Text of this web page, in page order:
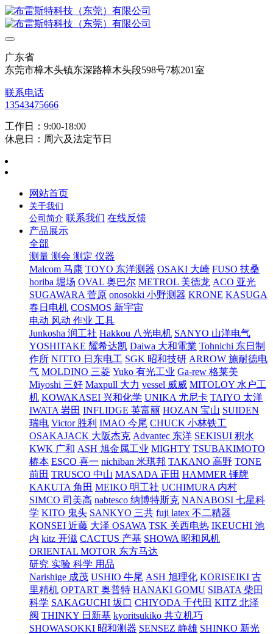
广东省
东莞市樟木头镇东深路樟木头段598号7栋201室
联系电话
13543475666
工作日：9:00-18:00
休息日：周六及法定节日
网站首页
关于我们
公司简介 联系我们 在线反馈
产品展示
全部
测量 测会 测定 仪器
Malcom 马康 TOYO 东洋测器 OSAKI 大崎 FUSO 扶桑
horiba 堀场 OVAL 奥巴尔 METROL 美德龙 ACO 亚光
SUGAWARA 菅原 onosokki 小野测器 KRONE KASUGA
春日电机 COSMOS 新宇宙
电动 风动 作业 工具
Junkosha 润工社 Hakkou 八光电机 SANYO 山洋电气
YOSHITAKE 耀希达凯 Daiwa 大和電業 Tohnichi 东日制
作所 NITTO 日东电工 SGK 昭和技研 ARROW 施耐德电
气 MOLDINO 三菱 Yuko 有光工业 Ga-rew 格莱美
Miyoshi 三好 Maxpull 大力 vessel 威威 MITOLOY 水户工
机 KOWAKASEI 兴和化学 UNIKA 尤尼卡 TAIYO 太洋
IWATA 岩田 INFLIDGE 英富丽 HOZAN 宝山 SUIDEN
瑞电 Victor 胜利 IMAO 今尾 CHUCK 小林铁工
OSAKAJACK 大阪杰克 Advantec 东洋 SEKISUI 积水
KWK 广和 ASH 旭金属工业 MIGHTY TSUBAKIMOTO
椿本 ESCO 喜一 nichiban 米琪邦 TAKANO 高野 TONE
前田 TRUSCO 中山 MASADA 正田 HAMMER 锤牌
KAKUTA 角田 MEIKO 明工社 UCHIMURA 内村
SIMCO 司美高 nabtesco 纳博特斯克 NANABOSI 七星科
学 KITO 鬼头 SANKYO 三共 fuji latex 不二精器
KONSEI 近藤 大泽 OSAWA TSK 关西电热 IKEUCHI 池
内 kitz 开滋 CACTUS 产基 SHOWA 昭和风机
ORIENTAL MOTOR 东方马达
研究 实验 科学 用品
Narishige 成茂 USHIO 牛尾 ASH 旭理化 KORISEIKI 古
里精机 OPTART 奥普特 HANAKI GOMU SIBATA 柴田
科学 SAKAGUCHI 坂口 CHIYODA 千代田 KITZ 北泽
阀 THINKY 日新基 kyoritsukiko 共立机巧
SHOWASOKKI 昭和测器 SENSEZ 静雄 SHINKO 新光